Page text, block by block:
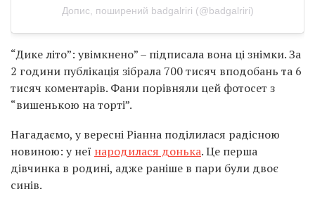
Допис, поширений badgalriri (@badgalriri)
“Дике літо”: увімкнено” – підписала вона ці знімки. За
2 години публікація зібрала 700 тисяч вподобань та 6
тисяч коментарів. Фани порівняли цей фотосет з
“вишенькою на торті”.
Нагадаємо, у вересні Ріанна поділилася радісною
новиною: у неї народилася донька. Це перша
дівчинка в родині, адже раніше в пари були двоє
синів.